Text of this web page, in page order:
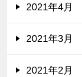
2021年4月
2021年3月
2021年2月